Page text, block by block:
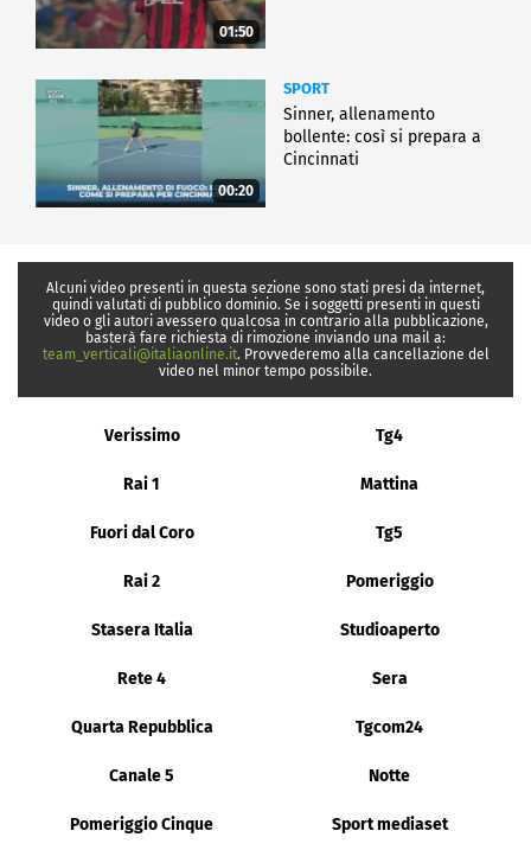
01:50
00:20
SPORT
Sinner, allenamento
bollente: così si prepara a
Cincinnati
Alcuni video presenti in questa sezione sono stati presi da internet,
quindi valutati di pubblico dominio. Se i soggetti presenti in questi
video o gli autori avessero qualcosa in contrario alla pubblicazione,
basterà fare richiesta di rimozione inviando una mail a:
team_verticali@italiaonline.it. Provvederemo alla cancellazione del
video nel minor tempo possibile.
Verissimo Tg4
Rai 1 Mattina
Fuori dal Coro Tg5
Rai 2 Pomeriggio
Stasera Italia Studioaperto
Rete 4 Sera
Quarta Repubblica Tgcom24
Canale 5 Notte
Pomeriggio Cinque Sport mediaset